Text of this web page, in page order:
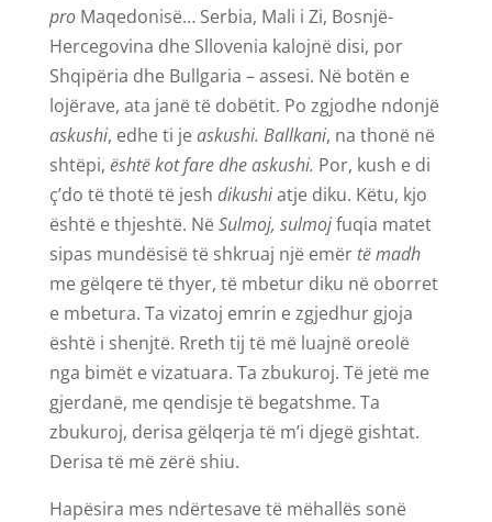
proMaqedonisë… Serbia, Mali i Zi, Bosnjë-
Hercegovina dhe Sllovenia kalojnë disi, por
Shqipëria dhe Bullgaria – assesi. Në botën e
lojërave, ata janë të dobëtit. Po zgjodhe ndonjë
askushi, edhe ti jeaskushi. Ballkani, na thonë në
shtëpi, është kot fare dhe askushi. Por, kush e di
ç’do të thotë të jesh dikushiatje diku. Këtu, kjo
është e thjeshtë. NëSulmoj, sulmojfuqia matet
sipas mundësisë të shkruaj një emër të madh
me gëlqere të thyer, të mbetur diku në oborret
e mbetura. Ta vizatoj emrin e zgjedhur gjoja
është i shenjtë. Rreth tij të më luajnë oreolë
nga bimët e vizatuara. Ta zbukuroj. Të jetë me
gjerdanë, me qendisje të begatshme. Ta
zbukuroj, derisa gëlqerja të m’i djegë gishtat.
Derisa të më zërë shiu.
Hapësira mes ndërtesave të mëhallës sonë